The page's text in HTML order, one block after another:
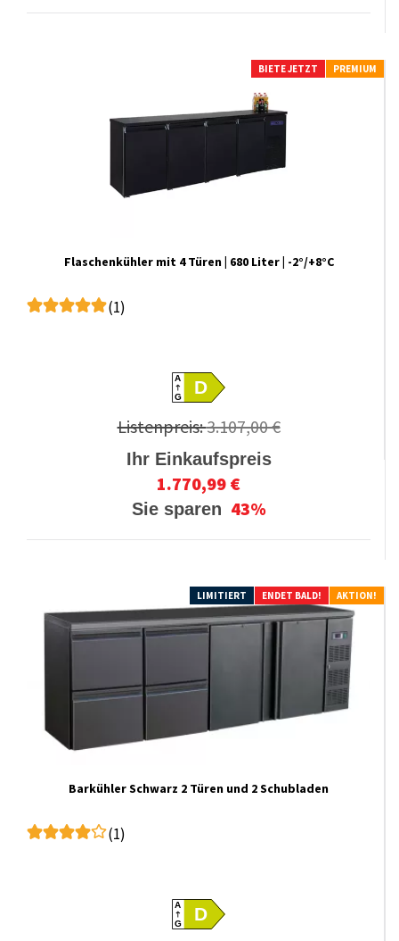
BIETE JETZT PREMIUM
Flaschenkühler mit 4 Türen | 680 Liter | -2°/+8°C
(1)
A
GD
Listenpreis:3.107,00 €
Ihr Einkaufspreis
1.770,99 €
Sie sparen 43%
LIMITIERT ENDET BALD! AKTION!
Barkühler Schwarz 2 Türen und 2 Schubladen
(1)
A
GD